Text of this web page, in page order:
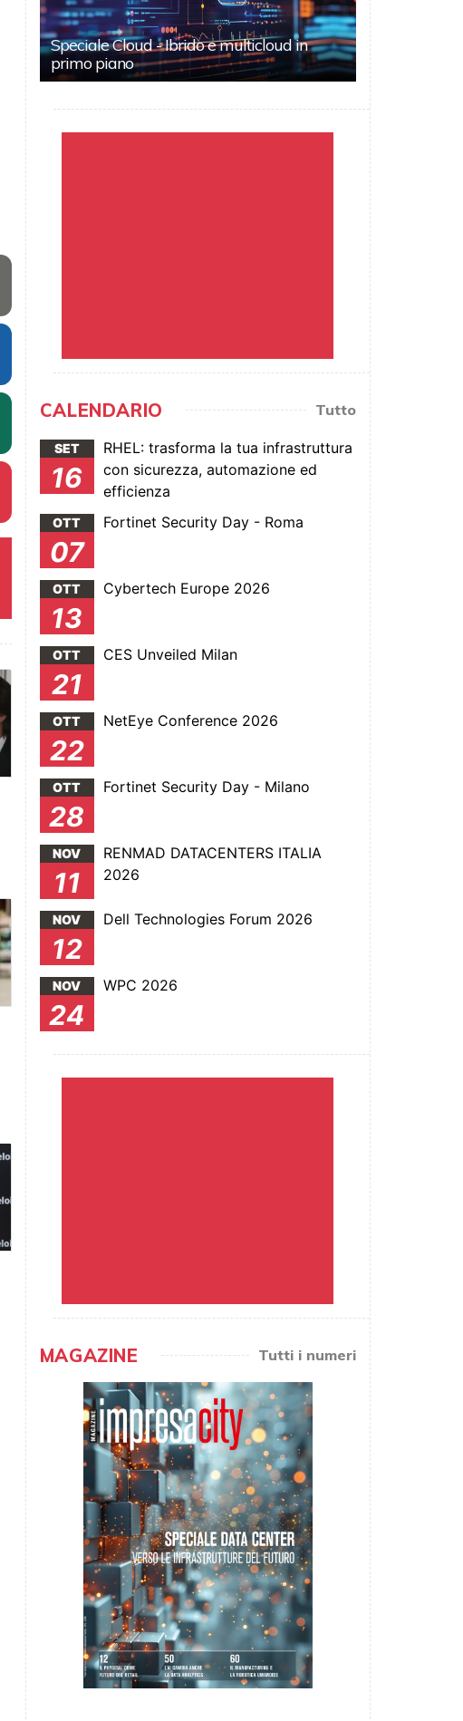
Speciale Cloud - Ibrido e multicloud in
primo piano
CALENDARIO Tutto
SET
16
RHEL: trasforma la tua infrastruttura
con sicurezza, automazione ed
efficienza
OTT
07
Fortinet Security Day - Roma
OTT
13
Cybertech Europe 2026
OTT
21
CES Unveiled Milan
OTT
22
NetEye Conference 2026
OTT
28
Fortinet Security Day - Milano
NOV
11
RENMAD DATACENTERS ITALIA
2026
NOV
12
Dell Technologies Forum 2026
NOV
24
WPC 2026
MAGAZINE Tutti i numeri